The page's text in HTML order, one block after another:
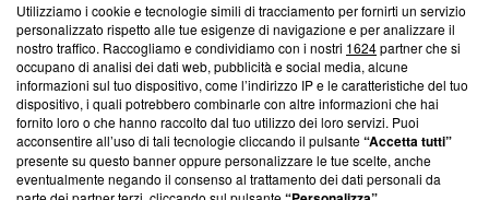
Questa sezione offre informazioni trasparenti su Blasting
News, sui nostri processi editoriali e su come ci impegniamo a
creare news di qualità. Inoltre, afferma la nostra aderenza a
‘Trust Project - News with Integrity’Blasting News non è
ancora membro del programma, ma ha richiesto di farne
parte; Trust Project non ha ancora effettuato una verifica di
conformità agli standard.
Utilizziamo i cookie e tecnologie simili di tracciamento per fornirti un servizio
personalizzato rispetto alle tue esigenze di navigazione e per analizzare il
nostro traffico. Raccogliamo e condividiamo con i nostri 1624partner che si
occupano di analisi dei dati web, pubblicità e social media, alcune
informazioni sul tuo dispositivo, come l’indirizzo IP e le caratteristiche del tuo
dispositivo, i quali potrebbero combinarle con altre informazioni che hai
fornito loro o che hanno raccolto dal tuo utilizzo dei loro servizi. Puoi
acconsentire all’uso di tali tecnologie cliccando il pulsante“Accetta tutti”
presente su questo banner oppure personalizzare le tue scelte, anche
eventualmente negando il consenso al trattamento dei dati personali da